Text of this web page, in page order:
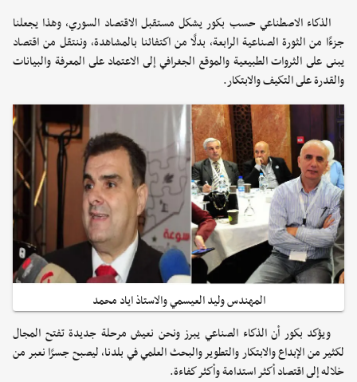
الذكاء الاصطناعي حسب بكور يشكل مستقبل الاقتصاد السوري، وهذا يجعلنا
جزءًا من الثورة الصناعية الرابعة، بدلًا من اكتفائنا بالمشاهدة، وننتقل من اقتصاد
يبنى على الثروات الطبيعية والموقع الجغرافي إلى الاعتماد على المعرفة والبيانات
والقدرة على التكيف والابتكار.
المهندس وليد العيسمي والاستاذ اياد محمد
ويؤكد بكور أن الذكاء الصناعي يبرز ونحن نعيش مرحلة جديدة تفتح المجال
لكثير من الإبداع والابتكار والتطوير والبحث العلمي في بلدنا، ليصبح جسرًا نعبر من
خلاله إلى اقتصاد أكثر استدامة وأكثر كفاءة.